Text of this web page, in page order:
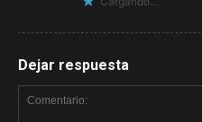
Dejar respuesta